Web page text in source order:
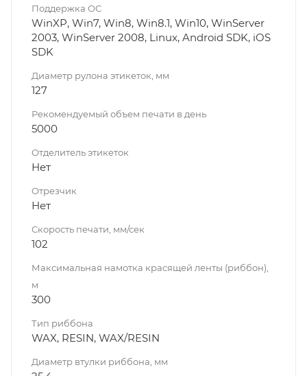
Поддержка ОС
WinXP, Win7, Win8, Win8.1, Win10, WinServer
2003, WinServer 2008, Linux, Android SDK, iOS
SDK
Диаметр рулона этикеток, мм
127
Рекомендуемый объем печати в день
5000
Отделитель этикеток
Нет
Отрезчик
Нет
Скорость печати, мм/сек
102
Максимальная намотка красящей ленты (риббон),
м
300
Тип риббона
WAX, RESIN, WAX/RESIN
Диаметр втулки риббона, мм